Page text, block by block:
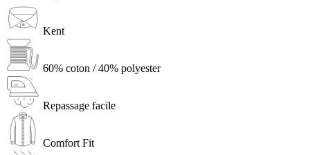
Kent
60% coton / 40% polyester
Repassage facile
Comfort Fit